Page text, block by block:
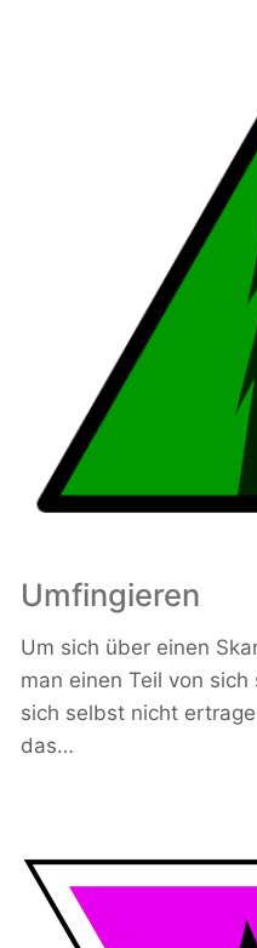
Umfingieren
Um sich über einen
man einen Teil von
sich selbst nicht
das…